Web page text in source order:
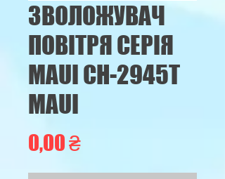
ЗВОЛОЖУВАЧ
ПОВІТРЯ СЕРІЯ
MAUI CH-2945T
MAUI
0,00 ₴Ціна